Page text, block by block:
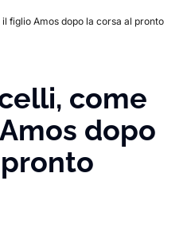
figlio Amos dopo la corsa al pronto
come
dopo